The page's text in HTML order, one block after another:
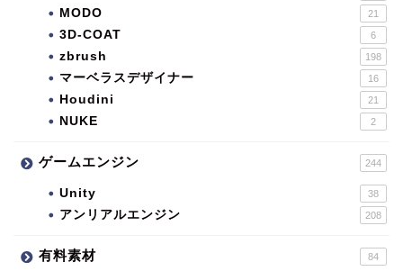
MODO 21
3D-COAT 6
zbrush 198
マーベラスデザイナー 16
Houdini 21
NUKE 2
ゲームエンジン 244
Unity 38
アンリアルエンジン 208
有料素材 84